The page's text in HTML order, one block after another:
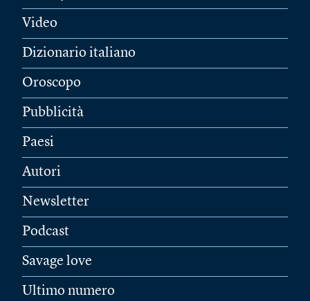
Video
Dizionario italiano
Oroscopo
Pubblicità
Paesi
Autori
Newsletter
Podcast
Savage love
Ultimo numero